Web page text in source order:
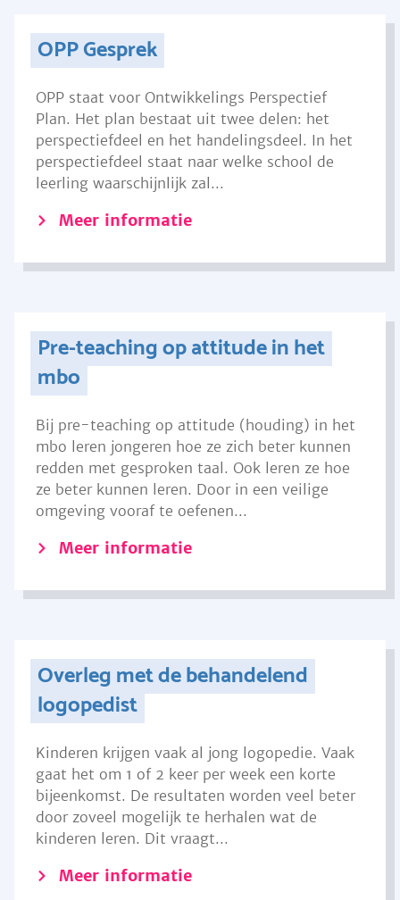
OPP Gesprek
OPP staat voor Ontwikkelings Perspectief
Plan. Het plan bestaat uit twee delen: het
perspectiefdeel en het handelingsdeel. In het
perspectiefdeel staat naar welke school de
leerling waarschijnlijk zal...
Meer informatie
Pre-teaching op attitude in het
mbo
Bij pre-teaching op attitude (houding) in het
mbo leren jongeren hoe ze zich beter kunnen
redden met gesproken taal. Ook leren ze hoe
ze beter kunnen leren. Door in een veilige
omgeving vooraf te oefenen...
Meer informatie
Overleg met de behandelend
logopedist
Kinderen krijgen vaak al jong logopedie. Vaak
gaat het om 1 of 2 keer per week een korte
bijeenkomst. De resultaten worden veel beter
door zoveel mogelijk te herhalen wat de
kinderen leren. Dit vraagt...
Meer informatie